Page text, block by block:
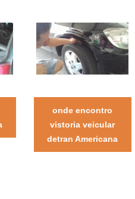
onde encontro
vistoria veicular
detran Americana